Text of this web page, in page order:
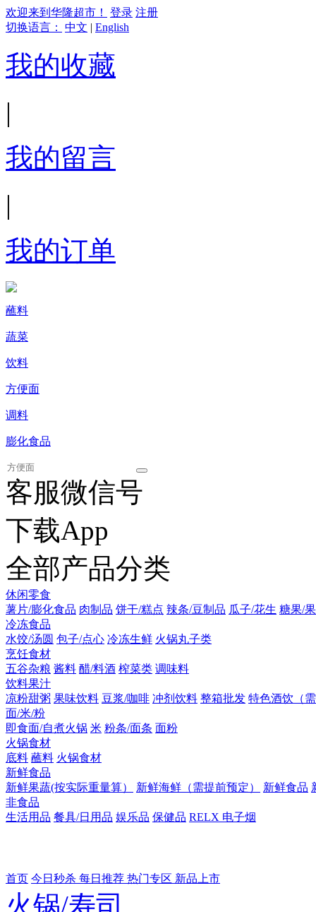
欢迎来到华隆超市！ 登录 注册
切换语言：
中文 | English
我的收藏
|
我的留言
|
我的订单
蘸料
蔬菜
饮料
方便面
调料
膨化食品
客服微信号
下载App
全部产品分类
休闲零食
薯片/膨化食品 肉制品 饼干/糕点 辣条/豆制品 瓜子/花生 糖果/
冷冻食品
水饺/汤圆 包子/点心 冷冻生鲜 火锅丸子类
烹饪食材
五谷杂粮 酱料 醋/料酒 榨菜类 调味料
饮料果汁
凉粉甜粥 果味饮料 豆浆/咖啡 冲剂饮料 整箱批发 特色酒饮（
面/米/粉
即食面/自煮火锅 米 粉条/面条 面粉
火锅食材
底料 蘸料 火锅食材
新鲜食品
新鲜果蔬(按实际重量算）
新鲜海鲜（需提前预定） 新鲜食品
非食品
生活用品 餐具/日用品 娱乐品 保健品 RELX 电子烟
首页 今日秒杀 每日推荐 热门专区 新品上市
火锅/寿司